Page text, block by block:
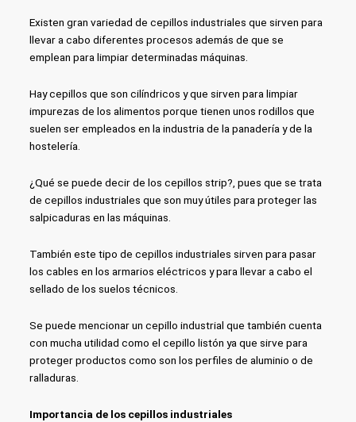
Existen gran variedad de cepillos industriales que sirven para
llevar a cabo diferentes procesos además de que se
emplean para limpiar determinadas máquinas.
Hay cepillos que son cilíndricos y que sirven para limpiar
impurezas de los alimentos porque tienen unos rodillos que
suelen ser empleados en la industria de la panadería y de la
hostelería.
¿Qué se puede decir de los cepillos strip?, pues que se trata
de cepillos industriales que son muy útiles para proteger las
salpicaduras en las máquinas.
También este tipo de cepillos industriales sirven para pasar
los cables en los armarios eléctricos y para llevar a cabo el
sellado de los suelos técnicos.
Se puede mencionar un cepillo industrial que también cuenta
con mucha utilidad como el cepillo listón ya que sirve para
proteger productos como son los perfiles de aluminio o de
ralladuras.
Importancia de los cepillos industriales